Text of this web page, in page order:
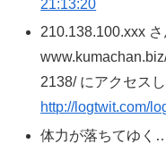
21:13:20
210.138.100.xxx
2138/ にアクセス
http://logtwit.com/
体力が落ちてゆ